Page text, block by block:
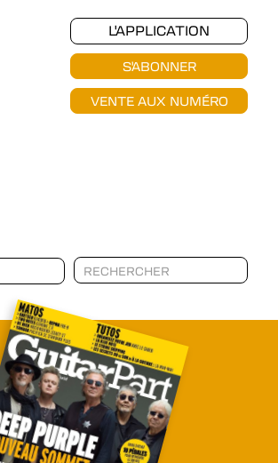
L'APPLICATION
S'ABONNER
VENTE AUX NUMÉRO